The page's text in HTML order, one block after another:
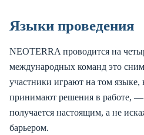
Языки проведения
NEOTERRA проводится на
международных команд это
участники играют на том языке,
принимают решения в работе,
получается настоящим, а не
барьером.